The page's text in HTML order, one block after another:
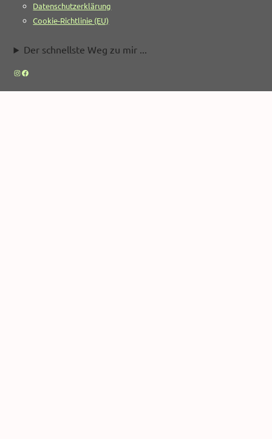
Datenschutzerklärung
Cookie-Richtlinie (EU)
Der schnellste Weg zu mir ...
Instagram
Facebook